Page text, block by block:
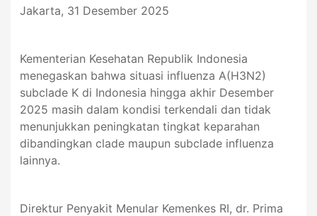
Jakarta, 31 Desember 2025
Kementerian Kesehatan Republik Indonesia
menegaskan bahwa situasi influenza A(H3N2)
subclade K di Indonesia hingga akhir Desember
2025 masih dalam kondisi terkendali dan tidak
menunjukkan peningkatan tingkat keparahan
dibandingkan clade maupun subclade influenza
lainnya.
Direktur Penyakit Menular Kemenkes RI, dr. Prima